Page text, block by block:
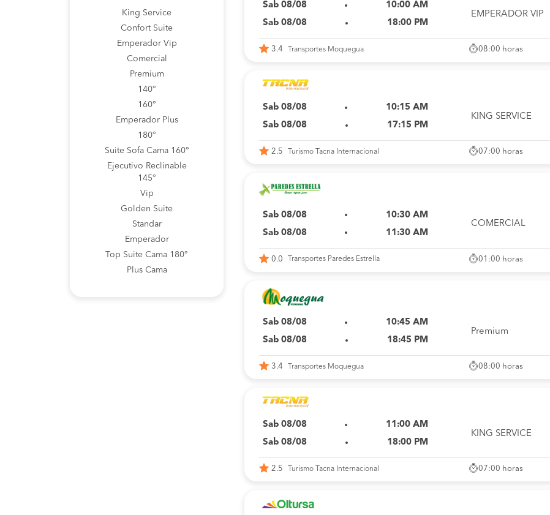
King Service
Confort Suite
Emperador Vip
Comercial
Premium
140°
160°
Emperador Plus
180°
Suite Sofa Cama 160°
Ejecutivo Reclinable
145°
Vip
Golden Suite
Standar
Emperador
Top Suite Cama 180°
Plus Cama
Sab 08/08
10:00 AM
Sab 08/08
18:00 PM
EMPERADOR VIP
3.4 Transportes Moquegua 08:00 horas
Sab 08/08
10:15 AM
Sab 08/08
17:15 PM
KING SERVICE
2.5 Turismo Tacna Internacional 07:00 horas
Sab 08/08
10:30 AM
Sab 08/08
11:30 AM
COMERCIAL
0.0 Transportes Paredes Estrella 01:00 horas
Sab 08/08
10:45 AM
Sab 08/08
18:45 PM
Premium
3.4 Transportes Moquegua 08:00 horas
Sab 08/08
11:00 AM
Sab 08/08
18:00 PM
KING SERVICE
2.5 Turismo Tacna Internacional 07:00 horas